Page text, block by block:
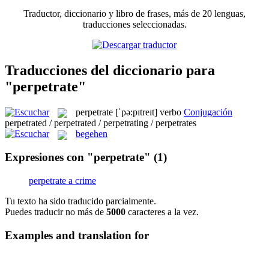
Traductor, diccionario y libro de frases, más de 20 lenguas,
traducciones seleccionadas.
Traducciones del diccionario para
"perpetrate"
perpetrate [ˈpə:pɪtreɪt] verbo Conjugación
perpetrated / perpetrated / perpetrating / perpetrates
begehen
Expresiones con "perpetrate" (1)
perpetrate a crime
Tu texto ha sido traducido parcialmente.
Puedes traducir no más de 5000 caracteres a la vez.
Examples and translation for